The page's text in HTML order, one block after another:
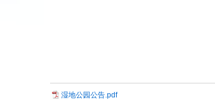
湿地公园公告.pdf